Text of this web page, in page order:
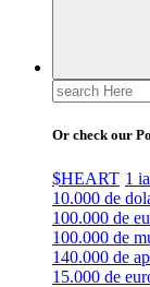
Search
for:
Or check our
$HEART 1
10.000 de
100.000 de
100.000 de
140.000 de
15.000 de